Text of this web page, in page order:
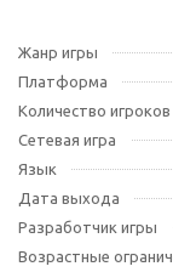
Жанр игры
Платформа
Количество игроков
Сетевая игра
Язык
Дата выхода
Разработчик игры
Возрастные